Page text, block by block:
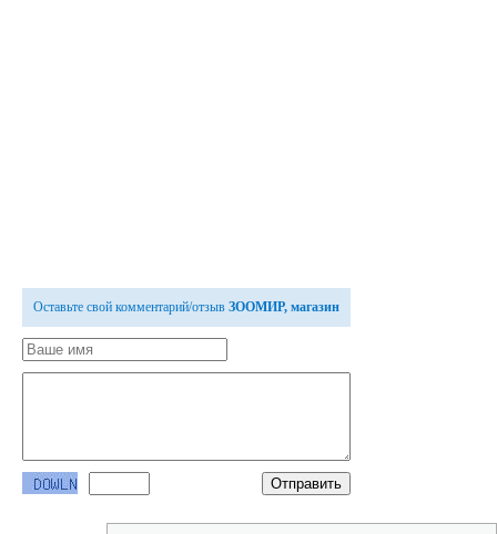
Оставьте свой комментарий/отзыв ЗООМИР, магазин